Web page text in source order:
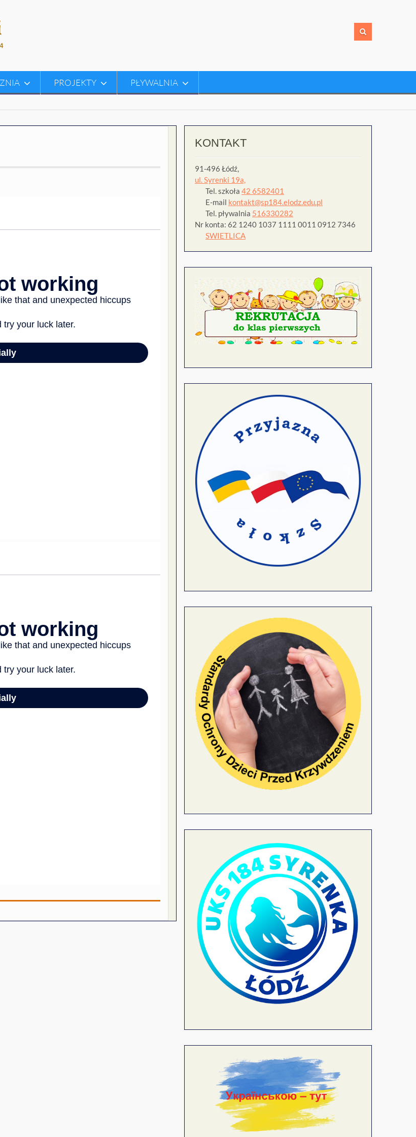
PROJEKTY PŁYWALNIA
KONTAKT
91-496 Łódź,
ul. Syrenki 19a,
Tel. szkoła 42 6582401
E-mail kontakt@sp184.elodz.edu.pl
Tel. pływalnia 516330282
Nr konta: 62 1240 1037 1111 0011 0912 7346
SWIETLICA